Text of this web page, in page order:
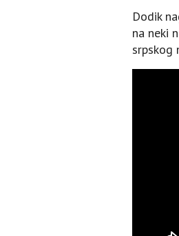
Dodik
na neki
srpskog